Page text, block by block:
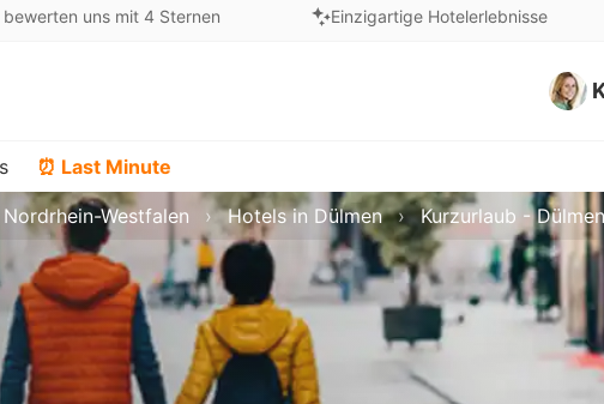
bewerten uns mit 4 Sternen Einzigartige Hotelerlebnisse
⏰ Last Minute
Westfalen Hotels in Dülmen Kurzurlaub - Dülmen